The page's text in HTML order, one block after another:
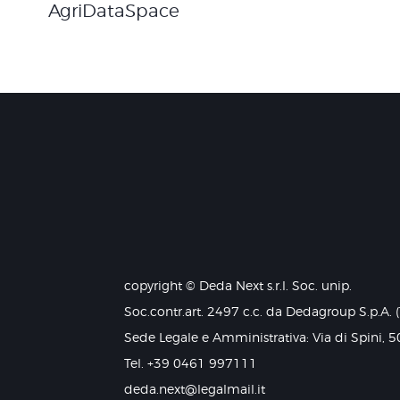
AgriDataSpace
copyright © Deda Next s.r.l. Soc. unip.
Soc.contr.art. 2497 c.c. da Dedagroup S.p.A.
Sede Legale e Amministrativa: Via di Spini,
Tel. +39 0461 997111
deda.next@legalmail.it